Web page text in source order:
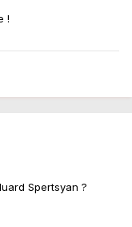
!
Spertsyan ?